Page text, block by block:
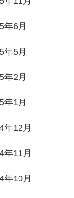
年6月
年5月
年2月
年1月
年12月
年11月
年10月